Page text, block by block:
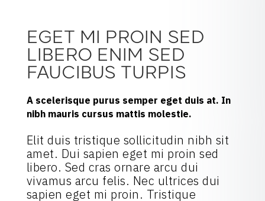
EGET MI PROIN SED
LIBERO ENIM SED
FAUCIBUS TURPIS
A scelerisque purus semper eget duis at. In
nibh mauris cursus mattis molestie.
Elit duis tristique sollicitudin nibh sit
amet. Dui sapien eget mi proin sed
libero. Sed cras ornare arcu dui
vivamus arcu felis. Nec ultrices dui
sapien eget mi proin. Tristique